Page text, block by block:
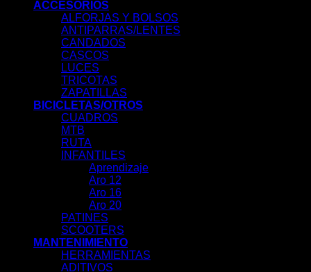
ACCESORIOS
ALFORJAS Y BOLSOS
ANTIPARRAS/LENTES
CANDADOS
CASCOS
LUCES
TRICOTAS
ZAPATILLAS
BICICLETAS/OTROS
CUADROS
MTB
RUTA
INFANTILES
Aprendizaje
Aro 12
Aro 16
Aro 20
PATINES
SCOOTERS
MANTENIMIENTO
HERRAMIENTAS
ADITIVOS